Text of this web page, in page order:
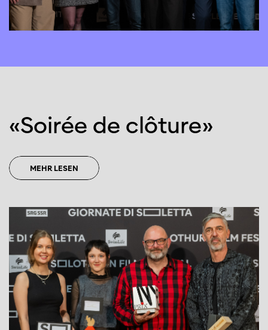
Diese Seite wird mit Internet Explorer
nicht optimal dargestellt. Bitte
«Soi­rée de clô­ture»
MEHR LESEN